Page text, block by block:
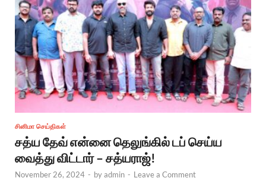
சினிமா செய்திகள்
சத்ய தேவ் என்னை தெலுங்கில் டப் செய்ய
வைத்து விட்டார் – சத்யராஜ்!
November 26, 2024 - byadmin - Leave a Comment